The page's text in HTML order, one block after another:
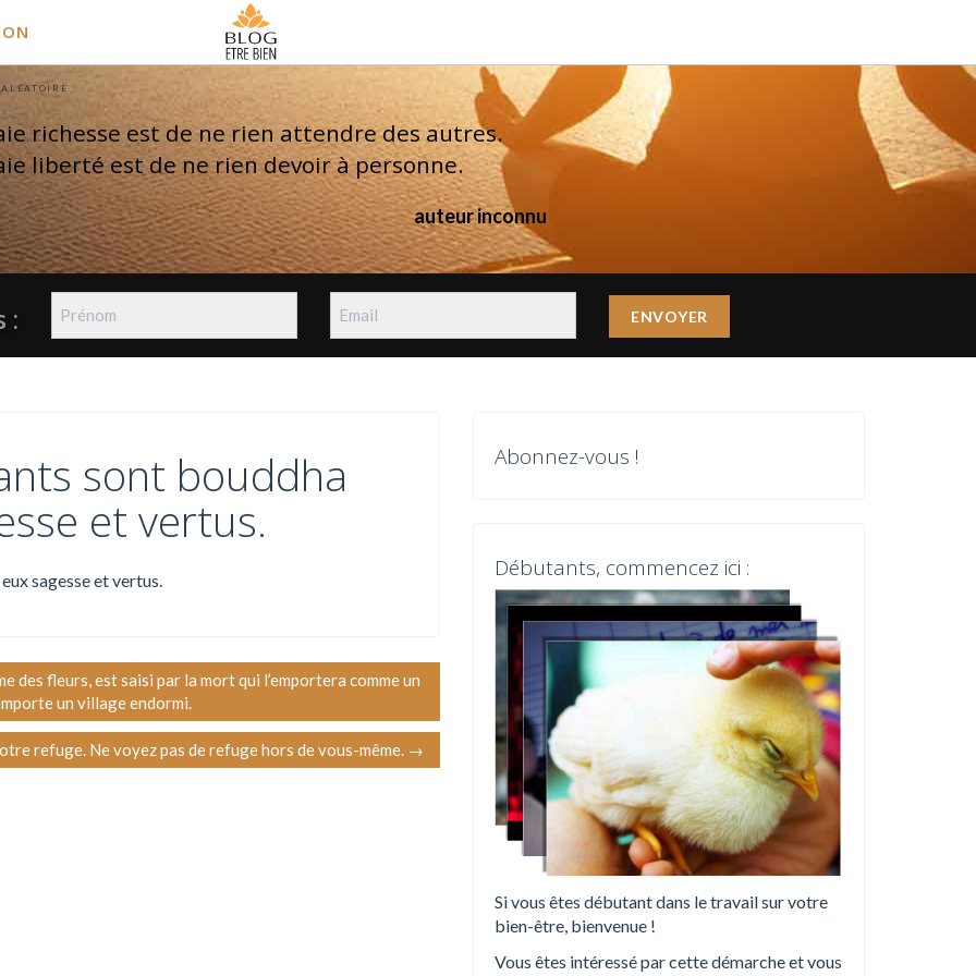
richesse est de ne rien attendre des autres.
liberté est de ne rien devoir à personne.
auteur inconnu
:
sont bouddha
et vertus.
sagesse et vertus.
des fleurs, est saisi par la mort qui l’emportera comme un
un village endormi.
refuge. Ne voyez pas de refuge hors de vous-même. →
Abonnez-vous !
Débutants, commencez ici :
Si vous êtes débutant dans le travail sur votre
bien-être, bienvenue !
Vous êtes intéressé par cette démarche et vous